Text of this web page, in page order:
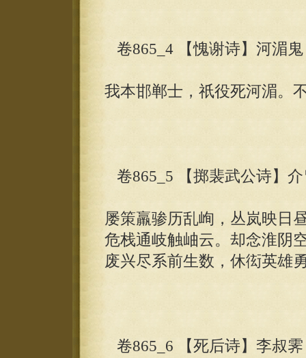
卷865_4 【愧谢诗】河湄鬼
我本邯郸士，祇役死河湄。
卷865_5 【掷裴武公诗】
屡策羸骖历乱峋，丛岚映日
危栈通岐触岫云。却念淮阴
废兴尽系前生数，休衒英雄
卷865_6 【死后诗】李叔霁